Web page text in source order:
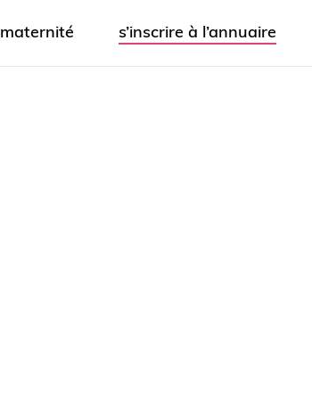
maternité s’inscrire à l’annuaire